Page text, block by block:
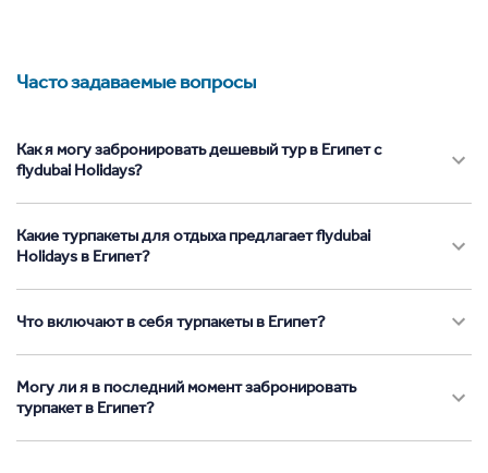
Часто задаваемые вопросы
Как я могу забронировать дешевый тур в Египет с
flydubai Holidays?
Какие турпакеты для отдыха предлагает flydubai
Holidays в Египет?
Что включают в себя турпакеты в Египет?
Могу ли я в последний момент забронировать
турпакет в Египет?